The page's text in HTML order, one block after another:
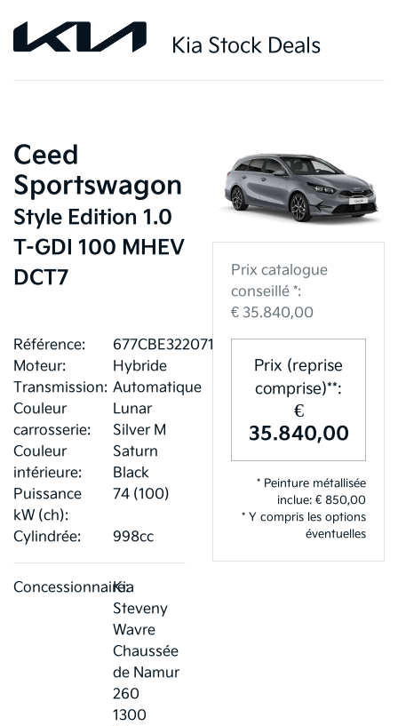
Kia Stock Deals
Ceed
Sportswagon
Style Edition 1.0
T-GDI 100 MHEV
DCT7
Référence:
677CBE3220717
Moteur:
Hybride
Transmission: Automatique
Couleur
carrosserie:
Lunar
Silver M
Couleur
intérieure:
Saturn
Black
Puissance
kW (ch):
74 (100)
Cylindrée: 998cc
Concessionnaire:
Kia
Steveny
Wavre
Chaussée
de Namur
260
1300
Prix catalogue
conseillé *:
€ 35.840,00
Prix (reprise
comprise)**:
€
35.840,00
* Peinture métallisée
inclue: € 850,00
* Y compris les options
éventuelles